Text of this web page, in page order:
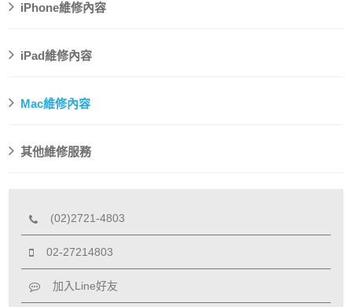
iPhone維修內容
iPad維修內容
Mac維修內容
其他維修服務
(02)2721-4803
02-27214803
加入Line好友